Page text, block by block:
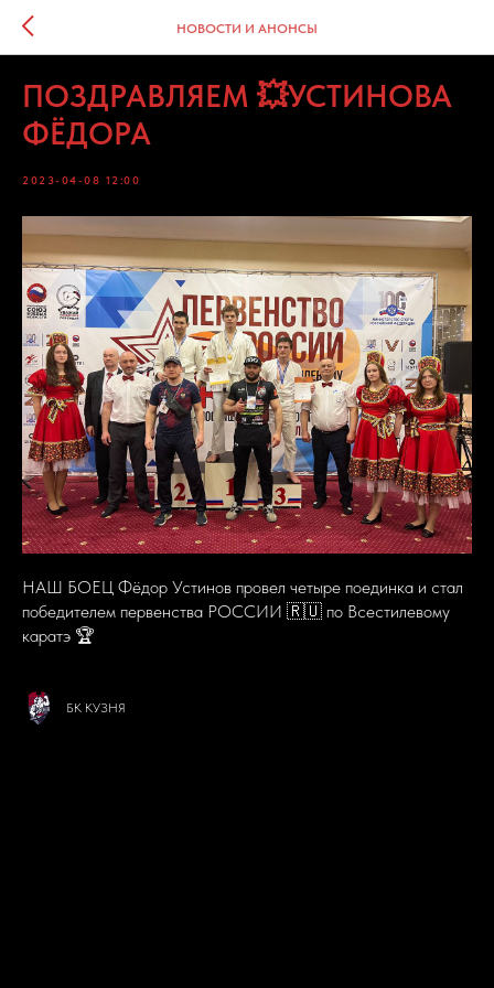
НОВОСТИ И АНОНСЫ
ПОЗДРАВЛЯЕМ 💥УСТИНОВА
ФЁДОРА
2023-04-08 12:00
НАШ БОЕЦ Фёдор Устинов провел четыре поединка и стал
победителем первенства РОССИИ 🇷🇺 по Всестилевому
каратэ 🏆
БК КУЗНЯ